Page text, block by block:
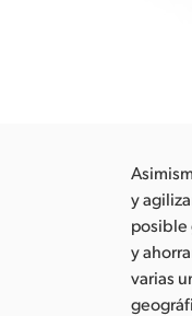
y
posible
y
varias